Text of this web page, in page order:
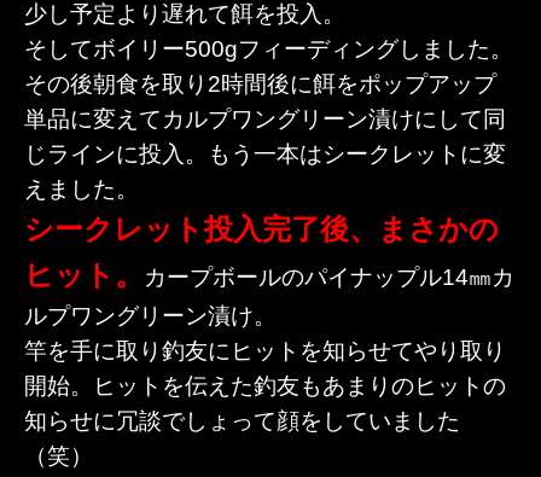
少し予定より遅れて餌を投入。
そしてボイリー500gフィーディングしました。
その後朝食を取り2時間後に餌をポップアップ
単品に変えてカルプワングリーン漬けにして同
じラインに投入。もう一本はシークレットに変
えました。
シークレット投入完了後、まさかの
ヒット。
カープボールのパイナップル14㎜カ
ルプワングリーン漬け。
竿を手に取り釣友にヒットを知らせてやり取り
開始。ヒットを伝えた釣友もあまりのヒットの
知らせに冗談でしょって顔をしていました
（笑）